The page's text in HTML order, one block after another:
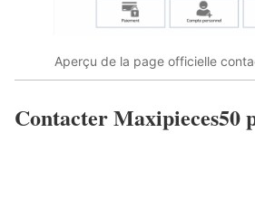
Aperçu de la page officielle
Contacter Maxipieces50